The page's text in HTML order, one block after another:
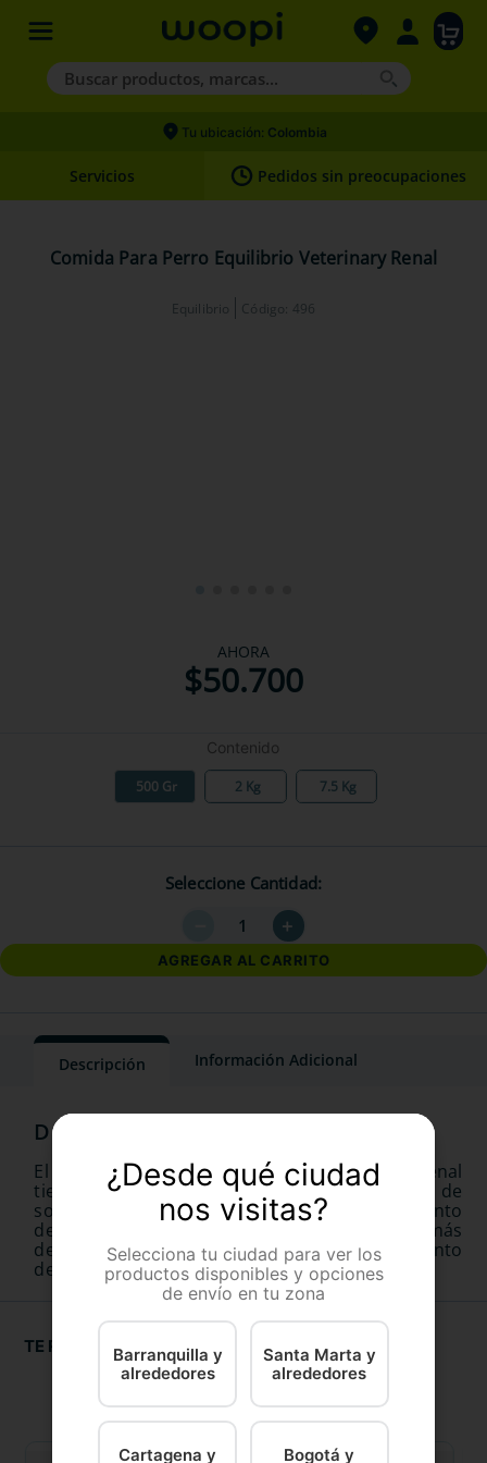
Buscar productos, marcas...
Términos más buscados
2.
hills
Tu ubicación: Colombia
Servicios Pedidos sin preocupaciones
Comida Para Perro Equilibrio Veterinary Renal
Equilibrio Código: 496
AHORA
$50.700
Contenido
500 Gr 2 Kg 7.5 Kg
Seleccione Cantidad
＋
AGREGAR AL CARRITO
Descripción Información Adicional
El alimento para perros Equilibrio Veterinary Renal
tiene una fórmula que contiene bajos niveles de
sodio y fósforo que favorecen el funcionamiento
del riñón y control de la presión arterial, además
de citrato de potasio que ayuda al mantenimiento
de un pH mas alcalino.
TE RECOMENDAMOS
¿Desde qué ciudad
nos visitas?
Selecciona tu ciudad para ver los
productos disponibles y opciones
de envío en tu zona
Barranquilla y
alrededores
Santa Marta y
alrededores
Cartagena y
Bogotá y